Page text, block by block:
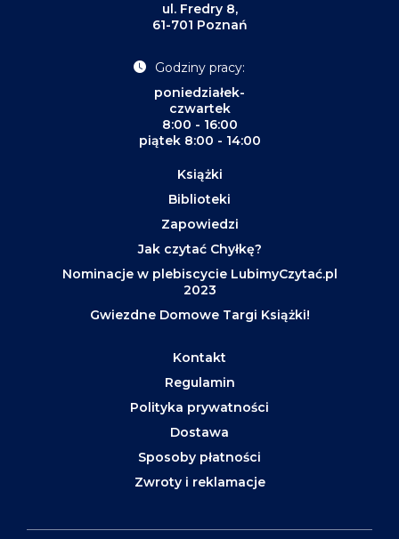
ul. Fredry 8,
61-701 Poznań
Godziny pracy:
poniedziałek-
czwartek
8:00 - 16:00
piątek 8:00 - 14:00
Książki
Biblioteki
Zapowiedzi
Jak czytać Chyłkę?
Nominacje w plebiscycie LubimyCzytać.pl
2023
Gwiezdne Domowe Targi Książki!
Kontakt
Regulamin
Polityka prywatności
Dostawa
Sposoby płatności
Zwroty i reklamacje